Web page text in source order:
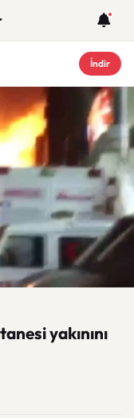
İndir
yakınını